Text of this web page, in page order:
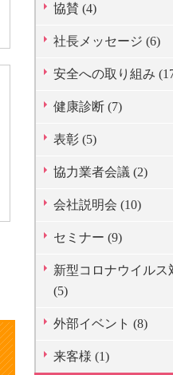
協賛 (4)
社長メッセージ (6)
安全への取り組み
健康診断 (7)
表彰 (5)
協力業者会議 (2)
会社説明会 (10)
セミナー (9)
新型コロナウイルス
(5)
外部イベント (8)
来客様 (1)